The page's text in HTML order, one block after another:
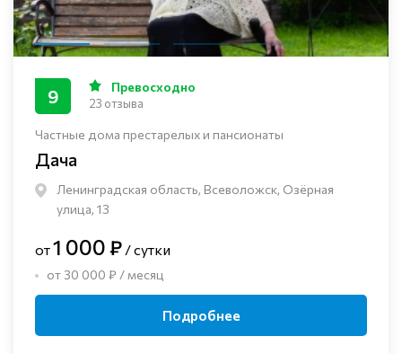
Частные дома престарелых и пансионаты
Дача
Ленинградская область, Всеволожск, Озёрная
улица, 13
9 Превосходно
23 отзыва
от1 000 ₽ / сутки
от 30 000 ₽ / месяц
Подробнее